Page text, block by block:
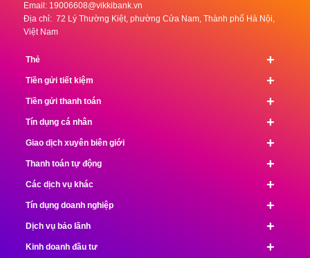
Email: 19006608@vikkibank.vn
Địa chỉ: 72 Lý Thường Kiệt, phường Cửa Nam, Thành phố Hà Nội,
Việt Nam
+
Thẻ
+
Tiền gửi tiết kiệm
+
Tiền gửi thanh toán
+
Tín dụng cá nhân
+
Giao dịch xuyên biên giới
+
Thanh toán tự động
+
Các dịch vụ khác
+
Tín dụng doanh nghiệp
+
Dịch vụ bảo lãnh
+
Kinh doanh đầu tư